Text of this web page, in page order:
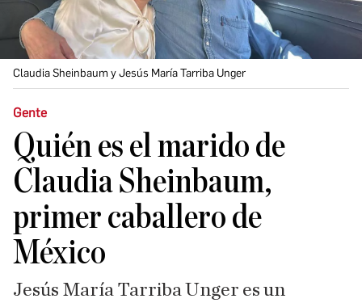
Claudia Sheinbaum y Jesús María Tarriba Unger
Gente
Quién es el marido de
Claudia Sheinbaum,
primer caballero de
México
Jesús María Tarriba Unger es un